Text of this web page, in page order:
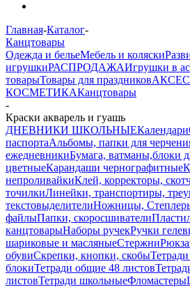
Главная-Каталог-
Канцтовары
Одежда и бельеМебель и коляски
игрушкиРАСПРОДАЖАИгрушки в
товарыТовары для праздников
КОСМЕТИКАКанцтовары
-
Краски акварель и гуашь
ДНЕВНИКИ ШКОЛЬНЫЕКалендари
паспортаАльбомы, папки для
ежедневникиБумага, ватманы,блоки
цветныеКарандаши чернографитные
непроливайкиКлей, корректоры,
точилкиЛинейки, транспортиры,
текстовыделителиНожницы,
файлыПапки, скоросшиватели
канцтоварыНаборы ручекРучки
шариковые и масляныеСтержни
обувиСкрепки, кнопки, скобы
блокиТетради общие 48 листов
листовТетради школьныеФломастеры